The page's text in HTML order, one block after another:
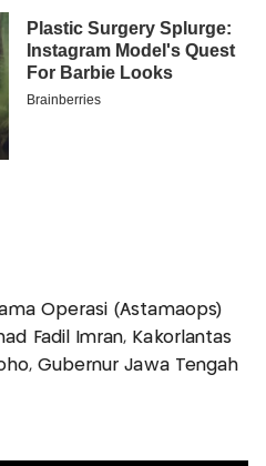
Operasi (Astamaops)
Fadil Imran, Kakorlantas
Gubernur Jawa Tengah